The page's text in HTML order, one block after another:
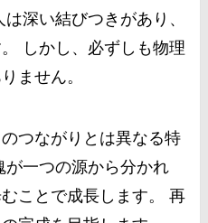
深い結びつきがあり、
しかし、必ずしも物理
ません。
つながりとは異なる特
が一つの源から分かれ
ことで成長します。 再